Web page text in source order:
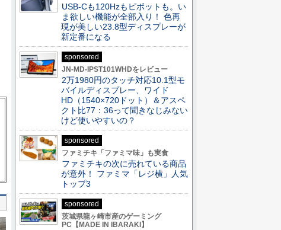
USB-Cも120Hzもピボットも。い
ま欲しい機能が全部入り！ 色再
現が美しい23.8型ディスプレーが
新定番になる
sponsored
JN-MD-IPST101WHDをレビュー
2万1980円のタッチ対応10.1型モ
バイルディスプレー、ワイド
HD（1540×720ドット）＆アスペ
クト比77：36って聞きなじみない
けど使いやすいの？
sponsored
ファミチキ「ファミマ味」も実食
ファミチキの次に売れている商品
が意外！ ファミマ「レジ横」人気
トップ3
sponsored
茨城県龍ヶ崎市産のゲーミング
PC【MADE IN IBARAKI】